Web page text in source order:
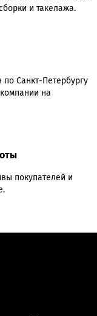
и такелажа.
Санкт-Петербургу
на
покупателей и